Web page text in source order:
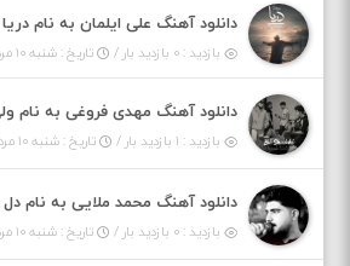
بازدید : ۰ بازدید بار / تاریخ : شنبه ۱۰ مرداد ۱۴۰۵
بازدید : ۱ بازدید بار / تاریخ : شنبه ۱۰ مرداد ۱۴۰۵
بازدید : ۰ بازدید بار / تاریخ : شنبه ۱۰ مرداد ۱۴۰۵